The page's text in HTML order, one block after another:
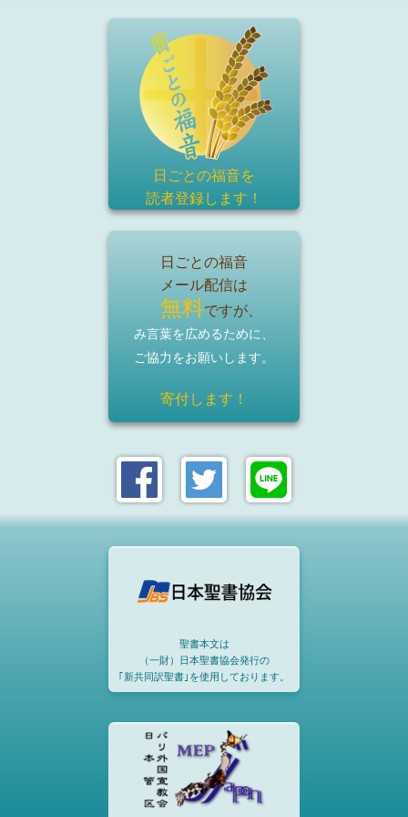
日ごとの福音を
読者登録します！
日ごとの福音
メール配信は
無料ですが、
み言葉を広めるために、
ご協力をお願いします。
寄付します！
聖書本文は
（一財）日本聖書協会発行の
｢新共同訳聖書｣を使用しております。